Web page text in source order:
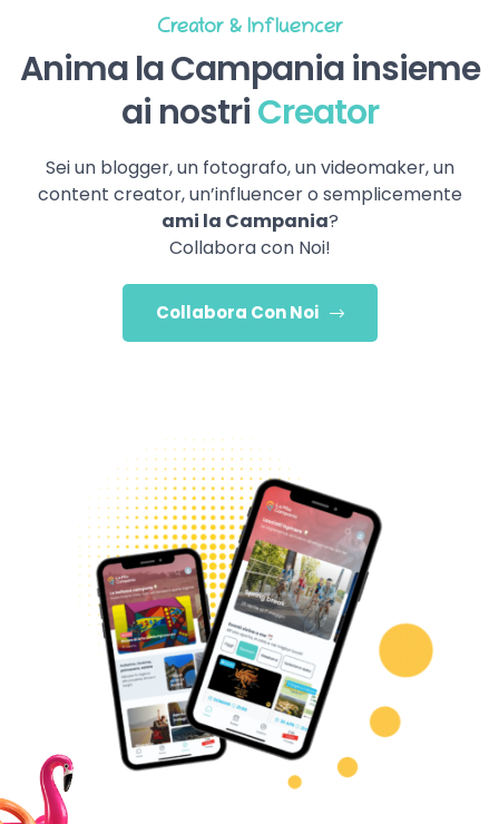
Creator & Influencer
Anima la Campania insieme
ai nostriCreator
Sei un blogger, un fotografo, un videomaker, un
content creator, un’influencer o semplicemente
ami la Campania?
Collabora con Noi!
Collabora Con Noi